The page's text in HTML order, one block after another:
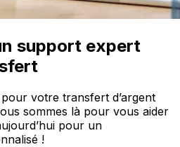
support expert
pour votre transfert d’argent
sommes là pour vous aider
pour un
!